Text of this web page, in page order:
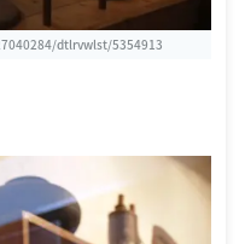
dtlrvwlst/5354913